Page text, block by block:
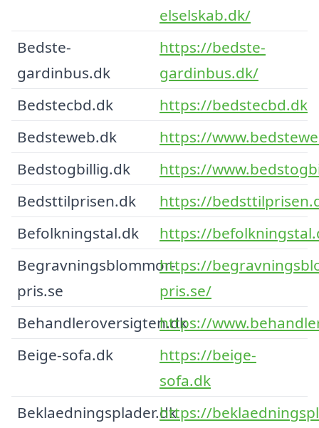
elselskab.dk/
Bedste-
gardinbus.dk
https://bedste-
gardinbus.dk/
Bedstecbd.dk
https://bedstecbd.dk
Bedsteweb.dk
https://
Bedstogbillig.dk
https://
Bedsttilprisen.dk
https://
Befolkningstal.dk
https://
Begravningsblommor-
pris.se
https://
pris.se/
Behandleroversigten.dk
https://
Beige-sofa.dk
https://beige-
sofa.dk
Beklaedningsplader.dkhttps://